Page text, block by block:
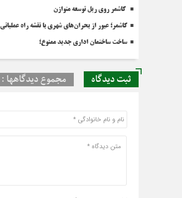
کاشمر روی ریل توسعه متوازن
کاشمر؛ عبور از بحران‌های شهری با نقشه راه عملیاتی
ساخت ساختمان اداری جدید ممنوع؛
ثبت دیدگاه مجموع دیدگاهها : 0